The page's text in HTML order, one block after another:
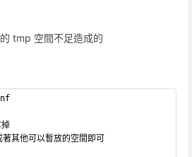
tmp 空間不足造成的
他可以暫放的空間即可